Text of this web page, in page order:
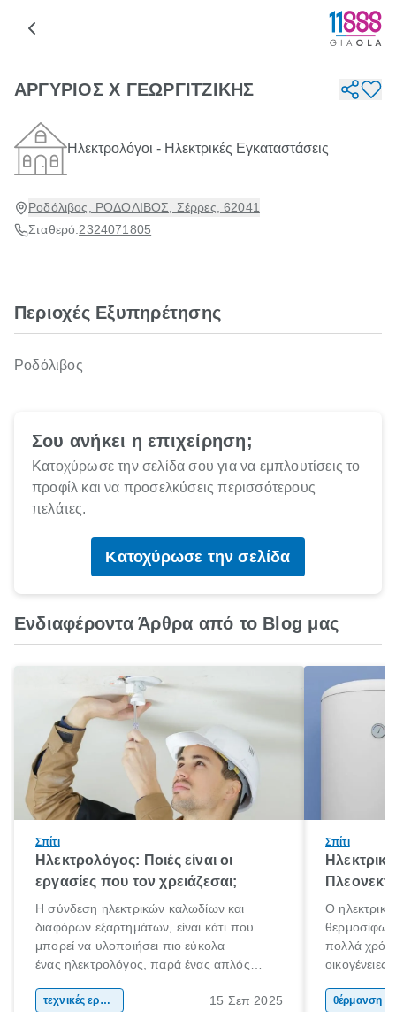
ΑΡΓΥΡΙΟΣ Χ ΓΕΩΡΓΙΤΖΙΚΗΣ
Ηλεκτρολόγοι - Ηλεκτρικές Εγκαταστάσεις
Ροδόλιβος, ΡΟΔΟΛΙΒΟΣ, Σέρρες, 62041
Σταθερό:2324071805
Περιοχές Εξυπηρέτησης
Ροδόλιβος
Σου ανήκει η επιχείρηση;
Κατοχύρωσε την σελίδα σου για να εμπλουτίσεις το
προφίλ και να προσελκύσεις περισσότερους
πελάτες.
Κατοχύρωσε την σελίδα
Ενδιαφέροντα Άρθρα από το Blog μας
Σπίτι
Ηλεκτρολόγος: Ποιές είναι οι
εργασίες που τον χρειάζεσαι;
Η σύνδεση ηλεκτρικών καλωδίων και
διαφόρων εξαρτημάτων, είναι κάτι που
μπορεί να υλοποιήσει πιο εύκολα
ένας ηλεκτρολόγος, παρά ένας απλός
περίπλοκα και επικίνδυνα. Αν έχεις στο νου
τεχνικές εργασίες 15 Σεπ 2025
Σπίτι
Ο
πολλά
θέρμανσης